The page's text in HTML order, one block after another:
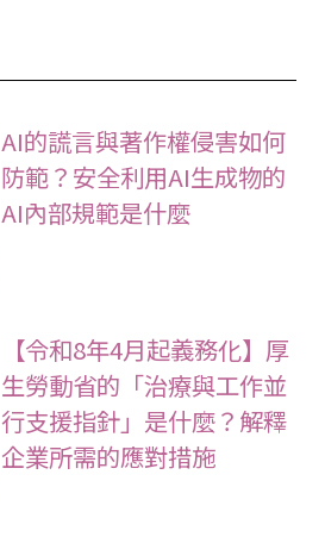
AI的謊言與著作權侵害如何
防範？安全利用AI生成物的
AI內部規範是什麼
【令和8年4月起義務化】厚
生勞動省的「治療與工作並
行支援指針」是什麼？解釋
企業所需的應對措施